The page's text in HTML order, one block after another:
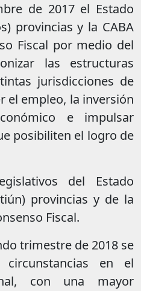
de 2017 el Estado
provincias y la CABA
Fiscal por medio del
las estructuras
jurisdicciones de
el empleo, la inversión
e impulsar
posibiliten el logro de
del Estado
provincias y de la
Fiscal.
trimestre de 2018 se
circunstancias en el
con una mayor